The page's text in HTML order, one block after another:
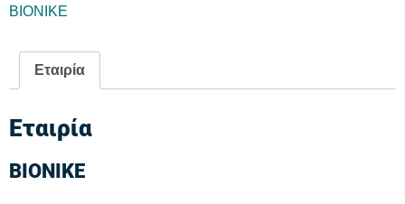
ΒΙΟΝΙΚΕ
Εταιρία
Εταιρία
ΒΙΟΝΙΚΕ